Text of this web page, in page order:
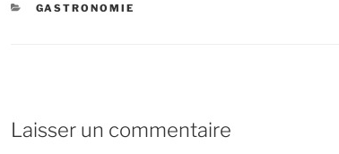
CATÉGORIES
GASTRONOMIE
Laisser un commentaire